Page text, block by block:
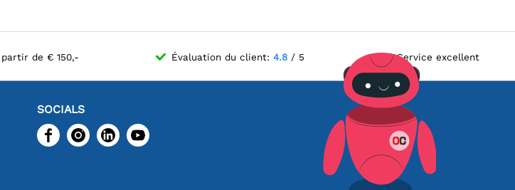
de € 150,- Évaluation du client: 4.8 / 5 Service excellent
SOCIALS